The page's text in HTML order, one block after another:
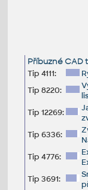
Příbuzné CAD
Tip 4111:
Tip 8220:
Tip 12269:
Tip 6336:
Tip 4776:
Tip 3691: